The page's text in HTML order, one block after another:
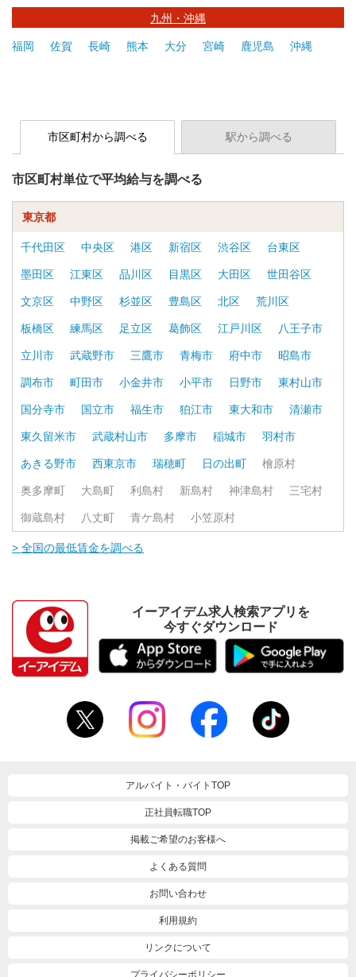
九州・沖縄
福岡 佐賀 長崎 熊本 大分 宮崎 鹿児島 沖縄
市区町村から調べる 駅から調べる
市区町村単位で平均給与を調べる
東京都
千代田区 中央区 港区 新宿区 渋谷区 台東区
墨田区 江東区 品川区 目黒区 大田区 世田谷区
文京区 中野区 杉並区 豊島区 北区 荒川区
板橋区 練馬区 足立区 葛飾区 江戸川区 八王子市
立川市 武蔵野市 三鷹市 青梅市 府中市 昭島市
調布市 町田市 小金井市 小平市 日野市 東村山市
国分寺市 国立市 福生市 狛江市 東大和市 清瀬市
東久留米市 武蔵村山市 多摩市 稲城市 羽村市
あきる野市 西東京市 瑞穂町 日の出町 檜原村
奥多摩町 大島町 利島村 新島村 神津島村 三宅村
御蔵島村 八丈町 青ケ島村 小笠原村
> 全国の最低賃金を調べる
イーアイデム求人検索アプリを
今すぐダウンロード
アルバイト・バイトTOP
正社員転職TOP
掲載ご希望のお客様へ
よくある質問
お問い合わせ
利用規約
リンクについて
プライバシーポリシー